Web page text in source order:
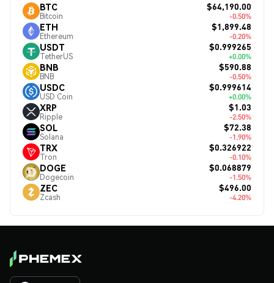
BTC
Bitcoin
$64,190.00
-0.50%
ETH
Ethereum
$1,899.48
-0.20%
USDT
TetherUS
$0.999265
+0.00%
BNB
BNB
$590.88
-0.50%
USDC
USD Coin
$0.999614
+0.00%
XRP
Ripple
$1.03
-2.50%
SOL
Solana
$72.38
-1.90%
TRX
Tron
$0.326922
-0.10%
DOGE
Dogecoin
$0.068879
-1.50%
ZEC
Zcash
$496.00
-4.20%